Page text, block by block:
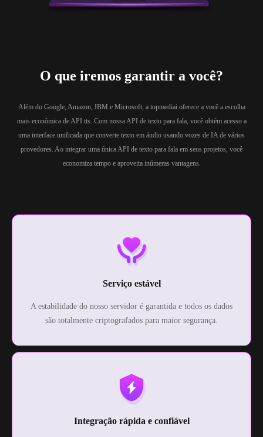
O que iremos garantir a você?
Além do Google, Amazon, IBM e Microsoft, a topmediai oferece a você a escolha
mais econômica de API tts. Com nossa API de texto para fala, você obtém acesso a
uma interface unificada que converte texto em áudio usando vozes de IA de vários
provedores. Ao integrar uma única API de texto para fala em seus projetos, você
economiza tempo e aproveita inúmeras vantagens.
Serviço estável
A estabilidade do nosso servidor é garantida e todos os dados
são totalmente criptografados para maior segurança.
Integração rápida e confiável